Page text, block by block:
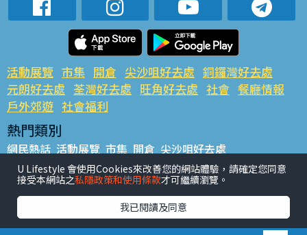
活動展覽 市集 開倉 尖沙咀好去處 銅鑼灣好去處
元朗好去處 荃灣好去處 旺角好去處 社會 餐廳情報
戶外郊遊 社會福利
熱門類別
網民熱話 活動展覽 市集 開倉 尖沙咀好去處
銅鑼灣好去處 元朗好去處 荃灣好去處 旺角好去處 社會
餐廳情報 戶外郊遊
熱門標籤
#UGO搵好去處 #人氣活動推介 #美食社群熱話
U Lifestyle 會使用Cookies來改善您的網站體驗，請確定您同意
接受本網站之私隱政策和使用條款才可繼續瀏覽。
我已閱讀及同意